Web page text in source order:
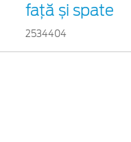
față și spate
2534404